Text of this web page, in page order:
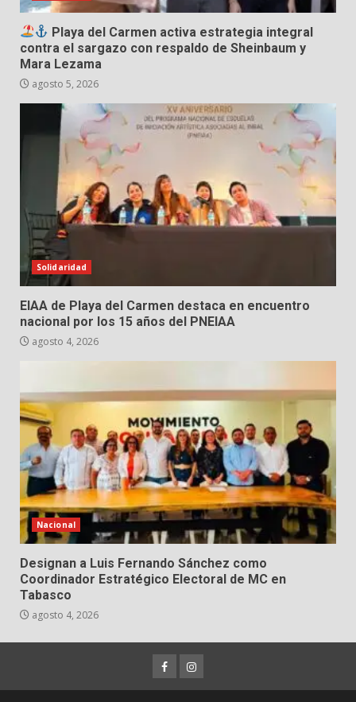
Playa del Carmen activa estrategia integral
contra el sargazo con respaldo de Sheinbaum y
Mara Lezama
agosto 5, 2026
Solidaridad
EIAA de Playa del Carmen destaca en encuentro
nacional por los 15 años del PNEIAA
agosto 4, 2026
Nacional
Designan a Luis Fernando Sánchez como
Coordinador Estratégico Electoral de MC en
Tabasco
agosto 4, 2026
FacebookInstagram